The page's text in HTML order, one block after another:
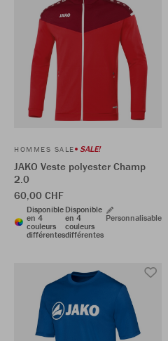
HOMMES SALE SALE!
JAKO Veste polyester Champ
2.0
60,00 CHF
Disponible
en 4
couleurs
différentes
Disponible
en 4
couleurs
différentes
Personnalisable